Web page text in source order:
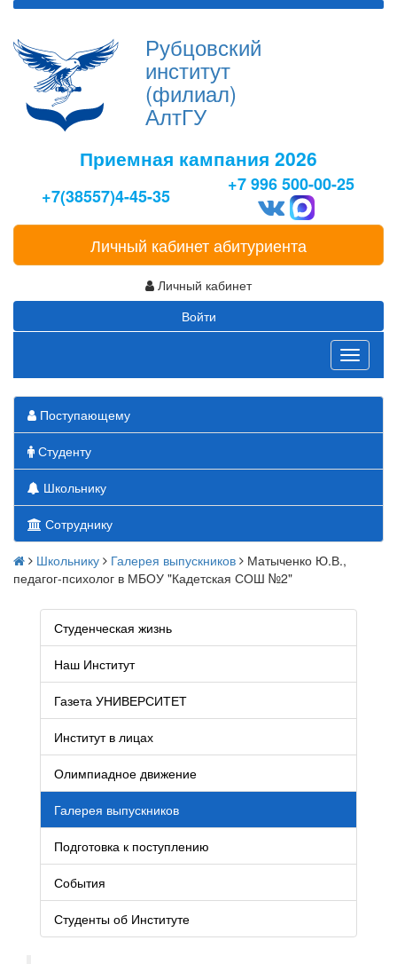
Рубцовский
институт
(филиал)
АлтГУ
Приемная кампания 2026
+7(38557)4-45-35
+7 996 500-00-25
Личный кабинет абитуриента
Личный кабинет
Войти
Toggle
Поступающему
Студенту
Школьнику
Сотруднику
Школьнику Галерея выпускников
Матыченко Ю.В.,
педагог-психолог в МБОУ "Кадетская СОШ №2"
Студенческая жизнь
Наш Институт
Газета УНИВЕРСИТЕТ
Институт в лицах
Олимпиадное движение
Галерея выпускников
Подготовка к поступлению
События
Студенты об Институте